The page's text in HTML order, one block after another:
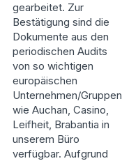
gearbeitet. Zur
Bestätigung sind die
Dokumente aus den
periodischen Audits
von so wichtigen
europäischen
Unternehmen/Gruppen
wie Auchan, Casino,
Leifheit, Brabantia in
unserem Büro
verfügbar. Aufgrund